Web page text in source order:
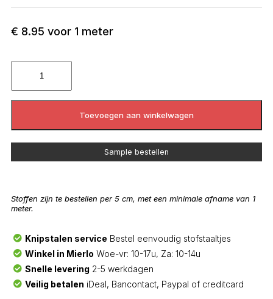
€ 8.95 voor 1 meter
Toevoegen aan winkelwagen
Sample bestellen
Stoffen zijn te bestellen per 5 cm, met een minimale afname van 1
meter.
Knipstalen service Bestel eenvoudig stofstaaltjes
Winkel in Mierlo Woe-vr: 10-17u, Za: 10-14u
Snelle levering 2-5 werkdagen
Veilig betalen iDeal, Bancontact, Paypal of creditcard